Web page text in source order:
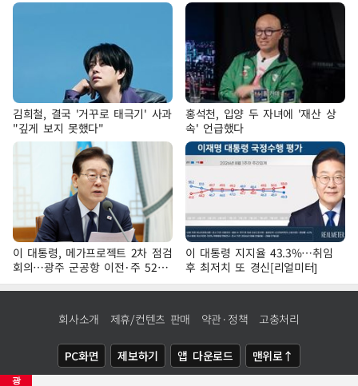
광
김희철, 결국 '거꾸로 태극기' 사과
"깊게 보지 못했다"
홍석천, 입양 두 자녀에 '재산 상
속' 언급했다
이 대통령, 메가프로젝트 2차 점검
회의…광주 군공항 이전·주 52시
간 예외 등 논의
이 대통령 지지율 43.3%…취임
후 최저치 또 경신[리얼미터]
회사소개 제휴/컨텐츠 판매 약관·정책 고충처리
PC화면 제보하기 앱 다운로드 맨위로↑